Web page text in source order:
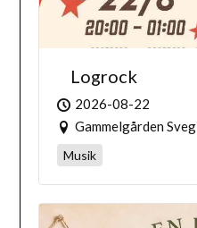
Logrock
2026-08-22
Gammelgården Sveg
Musik